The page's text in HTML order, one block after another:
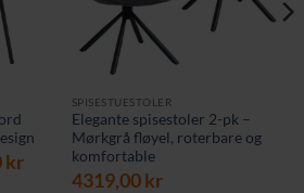
krNåværende
SPISESTUESTOLER
Elegante spisestoler 2-pk –
Mørkgrå fløyel, roterbare og
komfortable
4319,00kr